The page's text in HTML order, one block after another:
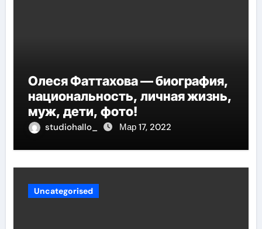
Олеся Фаттахова — биография,
национальность, личная жизнь,
муж, дети, фото!
studiohallo_ Мар 17, 2022
Uncategorised